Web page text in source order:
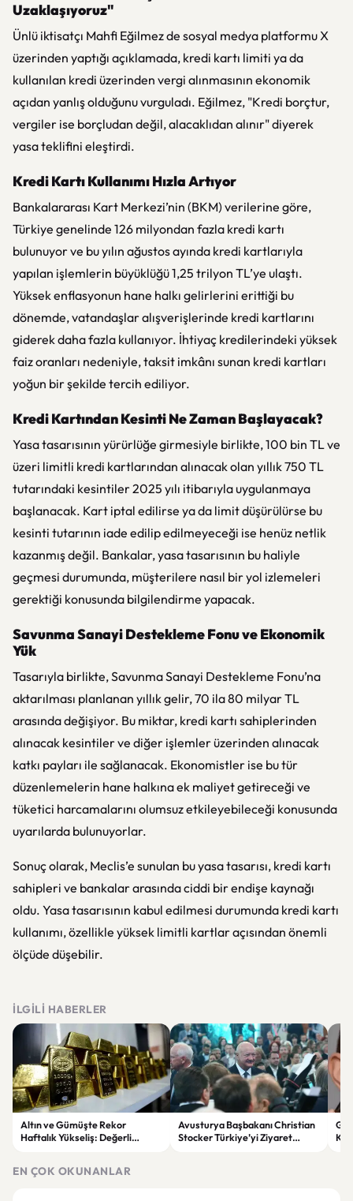
Uzaklaşıyoruz"
Ünlü iktisatçı Mahfi Eğilmez de sosyal medya platformu X
üzerinden yaptığı açıklamada, kredi kartı limiti ya da
kullanılan kredi üzerinden vergi alınmasının ekonomik
açıdan yanlış olduğunu vurguladı. Eğilmez, "Kredi borçtur,
vergiler ise borçludan değil, alacaklıdan alınır" diyerek
yasa teklifini eleştirdi.
Kredi Kartı Kullanımı Hızla Artıyor
Bankalararası Kart Merkezi’nin (BKM) verilerine göre,
Türkiye genelinde 126 milyondan fazla kredi kartı
bulunuyor ve bu yılın ağustos ayında kredi kartlarıyla
yapılan işlemlerin büyüklüğü 1,25 trilyon TL’ye ulaştı.
Yüksek enflasyonun hane halkı gelirlerini erittiği bu
dönemde, vatandaşlar alışverişlerinde kredi kartlarını
giderek daha fazla kullanıyor. İhtiyaç kredilerindeki yüksek
faiz oranları nedeniyle, taksit imkânı sunan kredi kartları
yoğun bir şekilde tercih ediliyor.
Kredi Kartından Kesinti Ne Zaman Başlayacak?
Yasa tasarısının yürürlüğe girmesiyle birlikte, 100 bin TL ve
üzeri limitli kredi kartlarından alınacak olan yıllık 750 TL
tutarındaki kesintiler 2025 yılı itibarıyla uygulanmaya
başlanacak. Kart iptal edilirse ya da limit düşürülürse bu
kesinti tutarının iade edilip edilmeyeceği ise henüz netlik
kazanmış değil. Bankalar, yasa tasarısının bu haliyle
geçmesi durumunda, müşterilere nasıl bir yol izlemeleri
gerektiği konusunda bilgilendirme yapacak.
Savunma Sanayi Destekleme Fonu ve Ekonomik
Yük
Tasarıyla birlikte, Savunma Sanayi Destekleme Fonu’na
aktarılması planlanan yıllık gelir, 70 ila 80 milyar TL
arasında değişiyor. Bu miktar, kredi kartı sahiplerinden
alınacak kesintiler ve diğer işlemler üzerinden alınacak
katkı payları ile sağlanacak. Ekonomistler ise bu tür
düzenlemelerin hane halkına ek maliyet getireceği ve
tüketici harcamalarını olumsuz etkileyebileceği konusunda
uyarılarda bulunuyorlar.
Sonuç olarak, Meclis’e sunulan bu yasa tasarısı, kredi kartı
sahipleri ve bankalar arasında ciddi bir endişe kaynağı
oldu. Yasa tasarısının kabul edilmesi durumunda kredi kartı
kullanımı, özellikle yüksek limitli kartlar açısından önemli
ölçüde düşebilir.
İLGILI HABERLER
Altın ve Gümüşte Rekor
Haftalık Yükseliş: Değerli
Avusturya Başbakanı Christian
Stocker Türkiye’yi Ziyaret
EN ÇOK OKUNANLAR